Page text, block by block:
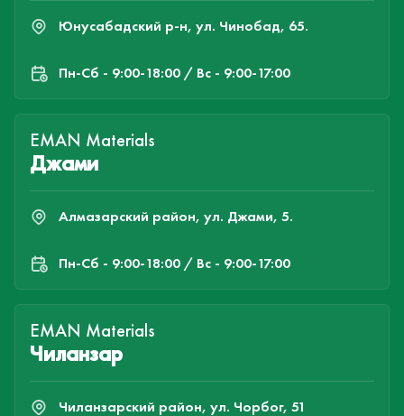
Юнусабадский р-н, ул. Чинобад, 65.
Пн-Cб - 9:00-18:00 / Вс - 9:00-17:00
EMAN Materials
Джами
Алмазарский район, ул. Джами, 5.
Пн-Cб - 9:00-18:00 / Вс - 9:00-17:00
EMAN Materials
Чиланзар
Чиланзарский район, ул. Чорбог, 51